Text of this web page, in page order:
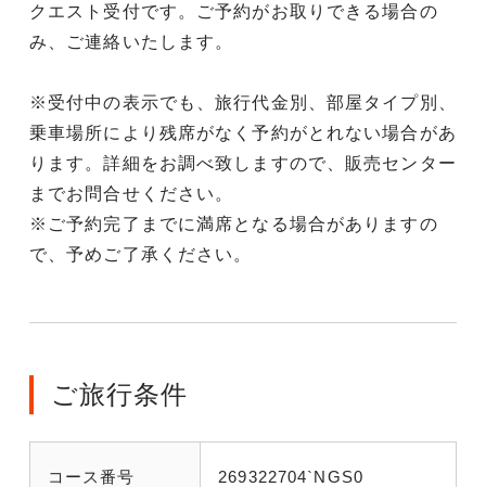
クエスト受付です。ご予約がお取りできる場合の
み、ご連絡いたします。
※受付中の表示でも、旅行代金別、部屋タイプ別、
乗車場所により残席がなく予約がとれない場合があ
ります。詳細をお調べ致しますので、販売センター
までお問合せください。
※ご予約完了までに満席となる場合がありますの
で、予めご了承ください。
ご旅行条件
コース番号 269322704`NGS0